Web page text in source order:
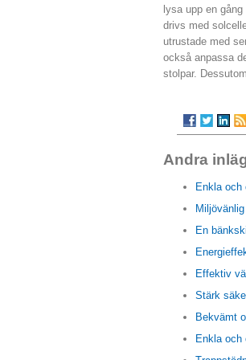
lysa upp en
drivs med
utrustade med
också anpassa
stolpar.
Andra
Enkla
En
Effektiv
Stärk
Bekvämt
Enkla